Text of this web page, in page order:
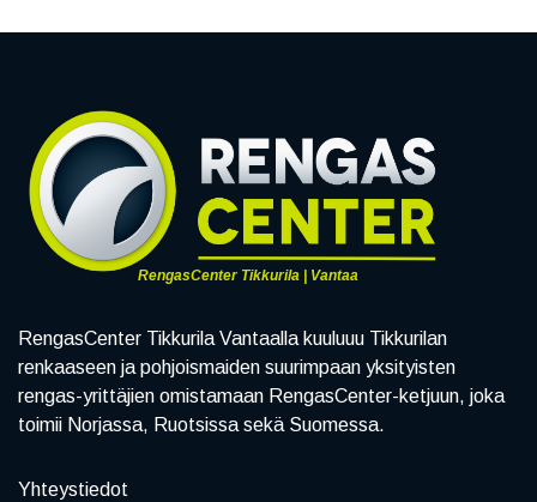
RengasCenter Tikkurila | Vantaa
RengasCenter Tikkurila Vantaalla kuuluuu Tikkurilan
renkaaseen ja pohjoismaiden suurimpaan yksityisten
rengas-yrittäjien omistamaan RengasCenter-ketjuun, joka
toimii Norjassa, Ruotsissa sekä Suomessa.
Yhteystiedot